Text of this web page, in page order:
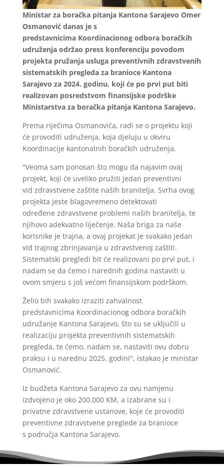
Ministar za boračka pitanja Kantona Sarajevo Omer
Osmanović danas je s
predstavnicima Koordinacionog odbora boračkih
udruženja održao press konferenciju povodom
projekta pružanja usluga preventivnih zdravstvenih
sistematskih pregleda za branioce Kantona
Sarajevo za 2024. godinu, koji će po prvi put biti
realizovan posredstvom finansijske podrške
Ministarstva za boračka pitanja Kantona Sarajevo.
Prema riječima Osmanovića, radi se o projektu koji
će provoditi udruženja, koja djeluju u okviru
Koordinacije kantonalnih boračkih udruženja.
''Veoma sam ponosan što mogu da najavim ovaj
projekt, koji će uveliko pružiti jedan preventivni
vid zdravstvene zaštite naših branitelja. Svrha ovog
projekta jeste blagovremeno detektovati
određene zdravstvene problemi naših branitelja, te
njihovo adekvatno liječenje. Naša briga za naše
korisnike je trajna, a ovaj projekat je svakako jedan
vid trajnog zbrinjavanja u zdravstvenoj zaštiti.
Sistematski pregledi bit će realizovani po prvi put, i
nadam se da ćemo i narednih godina nastaviti u
ovom smjeru s još većom finansijskom podrškom.
Želio bih svakako izraziti zahvalnost
predstavnicima Koordinacionog odbora boračkih
udružanje Kantona Sarajevo, što su se uključili u
realizaciju projekta preventivnih sistematskih
pregleda, te ćemo, nadam se, nastaviti ovu dobru
praksu i u narednu 2025. godini'', istakao je ministar
Osmanović.
Iz budžeta Kantona Sarajevo za ovu namjenu
izdvojeno je oko 200.000 KM, a izabrane su i
privatne zdravstvene ustanove, koje će provoditi
preventivne zdravstvene preglede za branioce
s područja Kantona Sarajevo.